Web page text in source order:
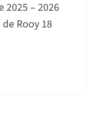
2025 – 2026
de Rooy 18